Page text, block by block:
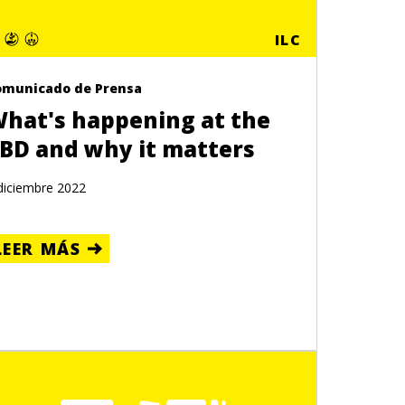
ILC
de Prensa
happening at the
and why it matters
2022
MÁS